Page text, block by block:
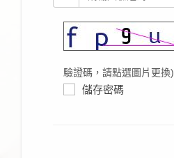
驗證碼，請點選圖片更換)
儲存密碼